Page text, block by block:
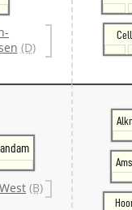
(D)
(B)